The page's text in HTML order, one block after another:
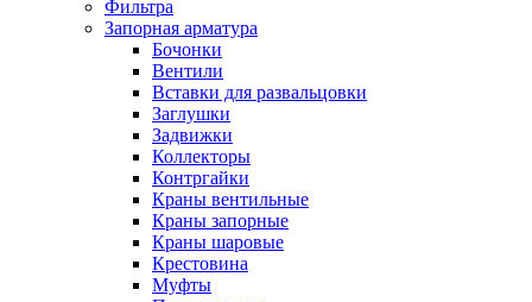
Фильтра
Запорная арматура
Бочонки
Вентили
Вставки для развальцовки
Заглушки
Задвижки
Коллекторы
Контргайки
Краны вентильные
Краны запорные
Краны шаровые
Крестовина
Муфты